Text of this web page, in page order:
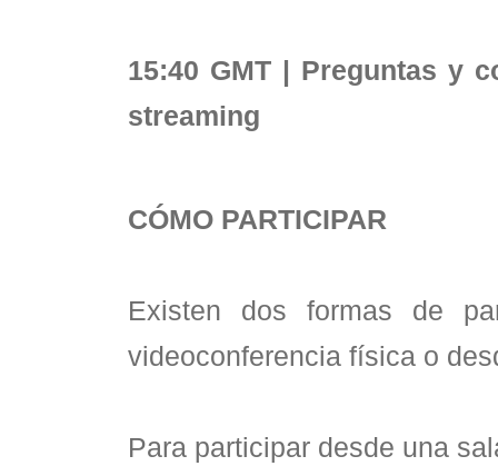
15:40 GMT | Preguntas y
streaming
CÓMO PARTICIPAR
Existen dos formas de
videoconferencia física o
Para participar desde una